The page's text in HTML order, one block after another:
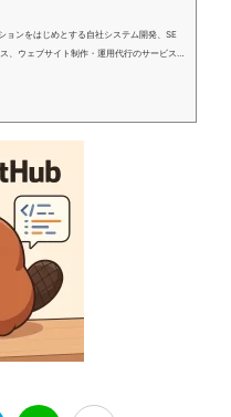
ョンをはじめとする自社システム開発、SE
、ウェブサイト制作・運用代行のサービスを